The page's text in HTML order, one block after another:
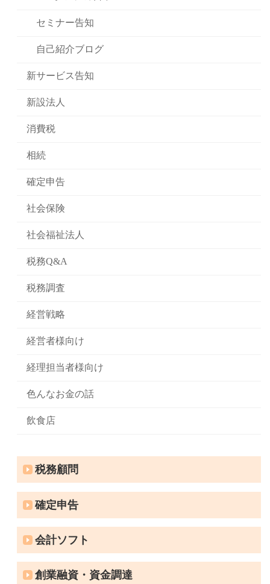
セミナー告知
自己紹介ブログ
新サービス告知
新設法人
消費税
相続
確定申告
社会保険
社会福祉法人
税務Q&A
税務調査
経営戦略
経営者様向け
経理担当者様向け
色んなお金の話
飲食店
税務顧問
確定申告
会計ソフト
創業融資・資金調達